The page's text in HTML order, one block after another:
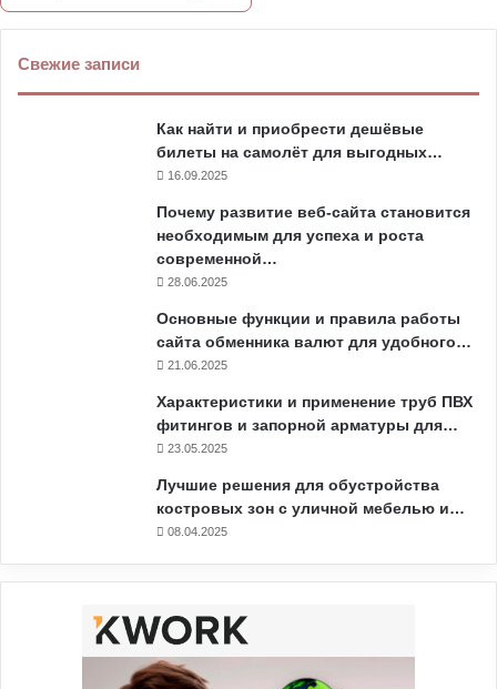
Свежие записи
Как найти и приобрести дешёвые
билеты на самолёт для выгодных…
16.09.2025
Почему развитие веб-сайта становится
необходимым для успеха и роста
современной…
28.06.2025
Основные функции и правила работы
сайта обменника валют для удобного…
21.06.2025
Характеристики и применение труб ПВХ
фитингов и запорной арматуры для…
23.05.2025
Лучшие решения для обустройства
костровых зон с уличной мебелью и…
08.04.2025